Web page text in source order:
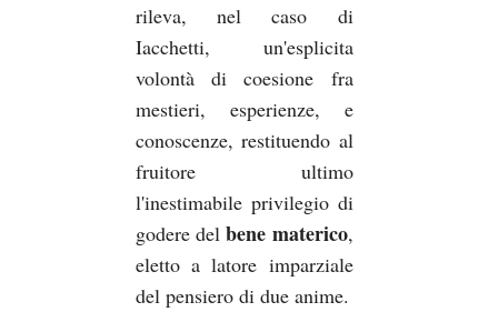
rileva, nel caso di
Iacchetti, un'esplicita
volontà di coesione fra
mestieri, esperienze, e
conoscenze, restituendo al
fruitore ultimo
l'inestimabile privilegio di
godere delbene materico,
eletto a latore imparziale
del pensiero di due anime.